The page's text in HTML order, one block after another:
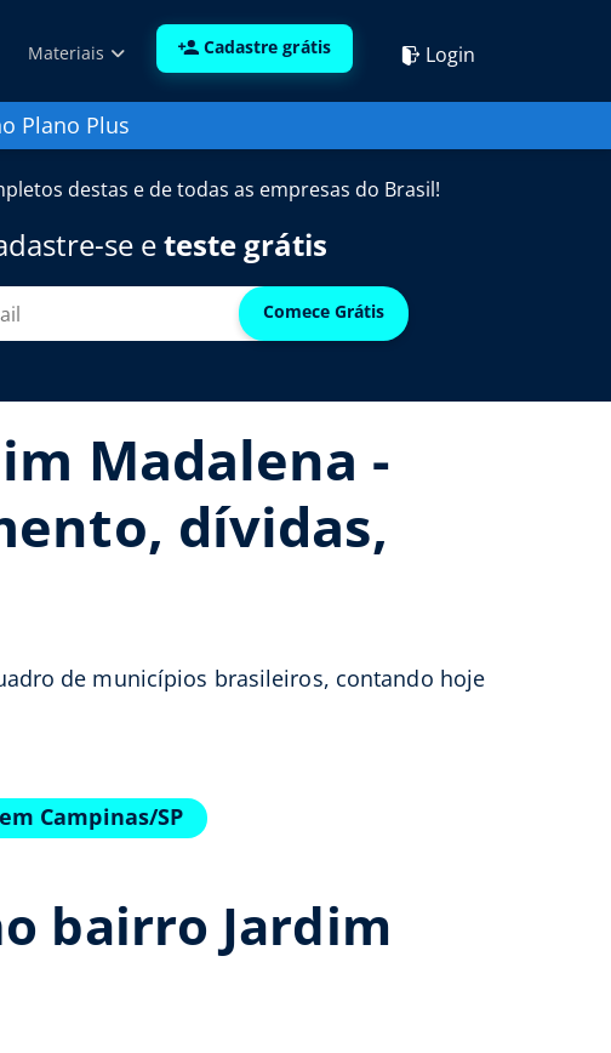
Materiais Cadastre grátis Login
Plano Plus
destas e de todas as empresas do Brasil!
se eteste grátis
Comece Grátis
Madalena -
dívidas,
de municípios brasileiros, contando hoje
Campinas/SP
bairro Jardim